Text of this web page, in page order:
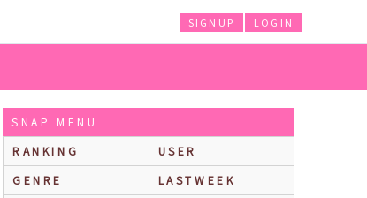
LOGIN
SIGNUP
SNAP MENU
RANKING
USER
GENRE
LASTWEEK